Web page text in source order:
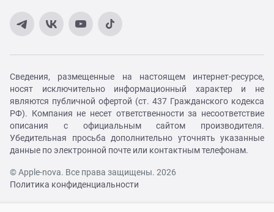
Сведения, размещенные на настоящем интернет-ресурсе,
носят исключительно информационный характер и не
являются публичной офертой (ст. 437 Гражданского кодекса
РФ). Компания не несет ответственности за несоответствие
описания с официальным сайтом производителя.
Убедительная просьба дополнительно уточнять указанные
данные по электронной почте или контактным телефонам.
© Apple-nova. Все права защищены. 2026
Политика конфиденциальности